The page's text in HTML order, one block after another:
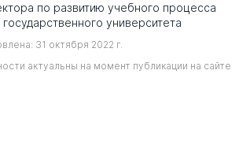
по развитию учебного процесса
государственного университета
31 октября 2022 г.
актуальны на момент публикации на сайте